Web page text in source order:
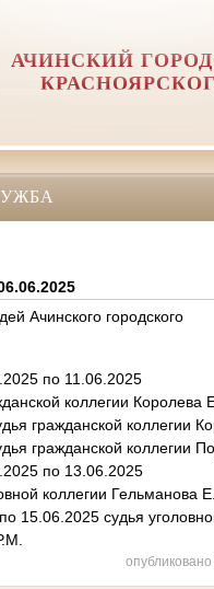
АЧИНСКИЙ
Ачинского городского
по 11.06.2025
коллегии Королева
гражданской коллегии
гражданской коллегии
по 13.06.2025
коллегии Гельманова
15.06.2025 судья